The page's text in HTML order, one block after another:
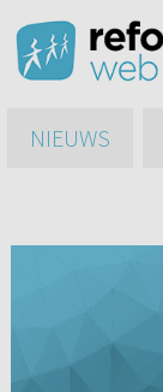
NIEUWS